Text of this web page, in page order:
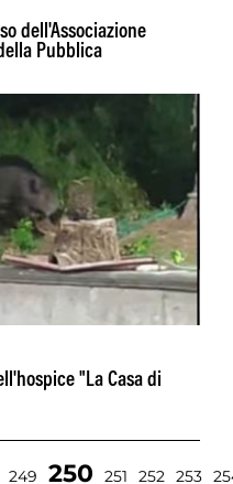
dell'Associazione
Pubblica
"La Casa di
249 250 251 252 253